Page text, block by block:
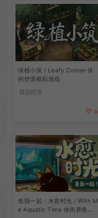
绿植小筑 / Leafy Corner 休
闲舒缓模拟游戏
模拟经营
0
鱼我一起：水愈时光 / With M
e Aquatic Time 休闲养鱼游